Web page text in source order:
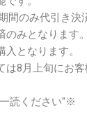
のみ代引き決
みとなります。
となります。
8月上旬にお
読ください"※